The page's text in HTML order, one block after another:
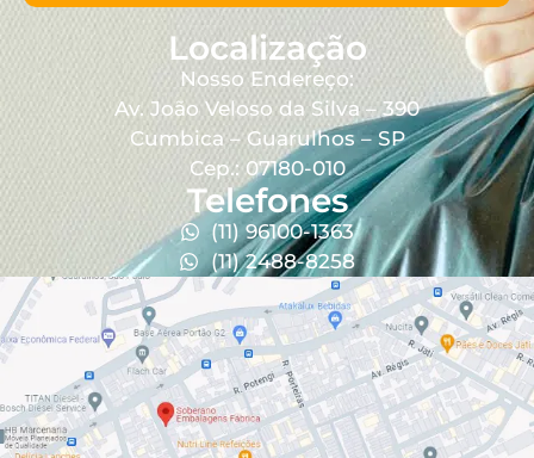
Localização
Nosso Endereço:
Av. João Veloso da Silva – 390
Cumbica – Guarulhos – SP
Cep.: 07180-010
Telefones
(11) 96100-1363
(11) 2488-8258